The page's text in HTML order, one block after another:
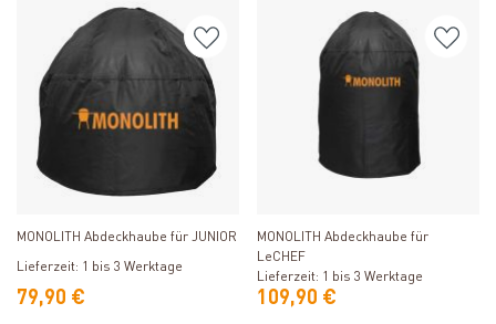
Produkt ansehen
MONOLITH Abdeckhaube für JUNIOR
Lieferzeit: 1 bis 3 Werktage
79,90 €
MONOLITH Abdeckhaube für
LeCHEF
Lieferzeit: 1 bis 3 Werktage
109,90 €